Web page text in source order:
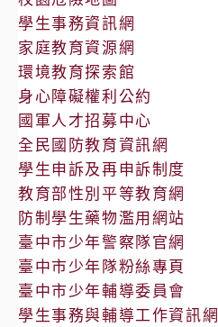
學生事務資訊網
家庭教育資源網
環境教育探索館
身心障礙權利公約
國軍人才招募中心
全民國防教育資訊網
學生申訴及再申訴制度
教育部性別平等教育網
防制學生藥物濫用網站
臺中市少年警察隊官網
臺中市少年隊粉絲專頁
臺中市少年輔導委員會
學生事務與輔導工作資訊網